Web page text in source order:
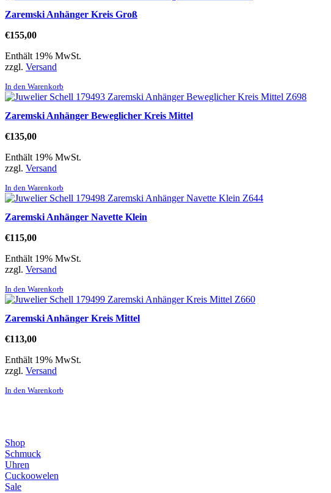
Zaremski Anhänger Kreis Groß
€155,00
Enthält 19% MwSt.
zzgl. Versand
In den Warenkorb
Zaremski Anhänger Beweglicher Kreis Mittel
€135,00
Enthält 19% MwSt.
zzgl. Versand
In den Warenkorb
Zaremski Anhänger Navette Klein
€115,00
Enthält 19% MwSt.
zzgl. Versand
In den Warenkorb
Zaremski Anhänger Kreis Mittel
€113,00
Enthält 19% MwSt.
zzgl. Versand
In den Warenkorb
Shop
Schmuck
Uhren
Cuckoowelen
Sale